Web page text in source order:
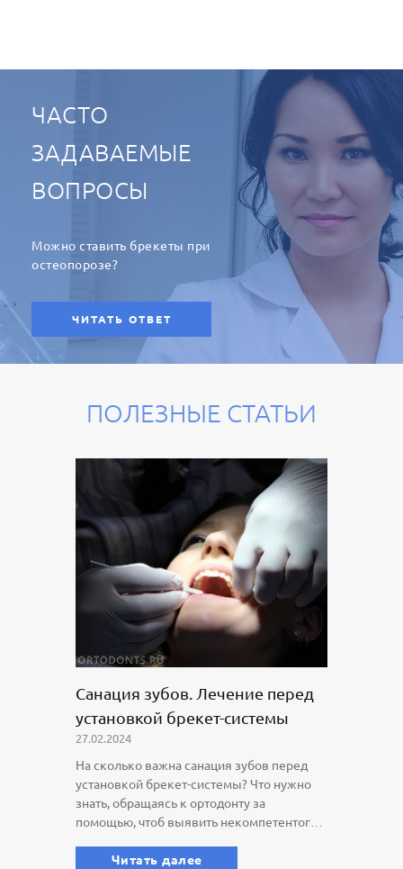
ЧАСТО
ЗАДАВАЕМЫЕ
ВОПРОСЫ
Можно ставить брекеты при
остеопорозе?
ЧИТАТЬ ОТВЕТ
ПОЛЕЗНЫЕ СТАТЬИ
Санация зубов. Лечение перед
установкой брекет-системы
27.02.2024
На сколько важна санация зубов перед
установкой брекет-системы? Что нужно
знать, обращаясь к ортодонту за
помощью, чтоб выявить некомпетентого
статье о санации зубов перед
Читать далее